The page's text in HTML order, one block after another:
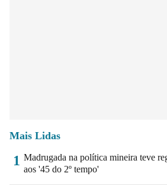
Mais Lidas
1 Madrugada na política mineira teve
aos '45 do 2º tempo'